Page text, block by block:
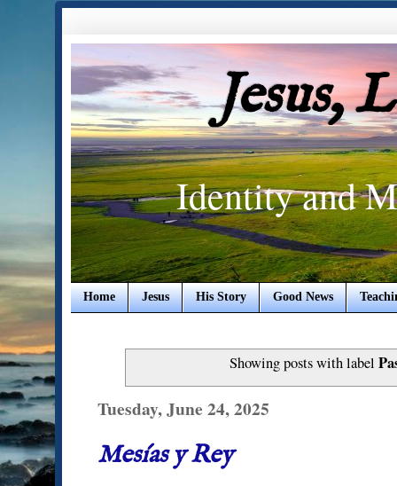
Jesus,
Identity and
Home Jesus His Story Good News
Showing posts with label
Tuesday, June 24, 2025
Mesías y Rey